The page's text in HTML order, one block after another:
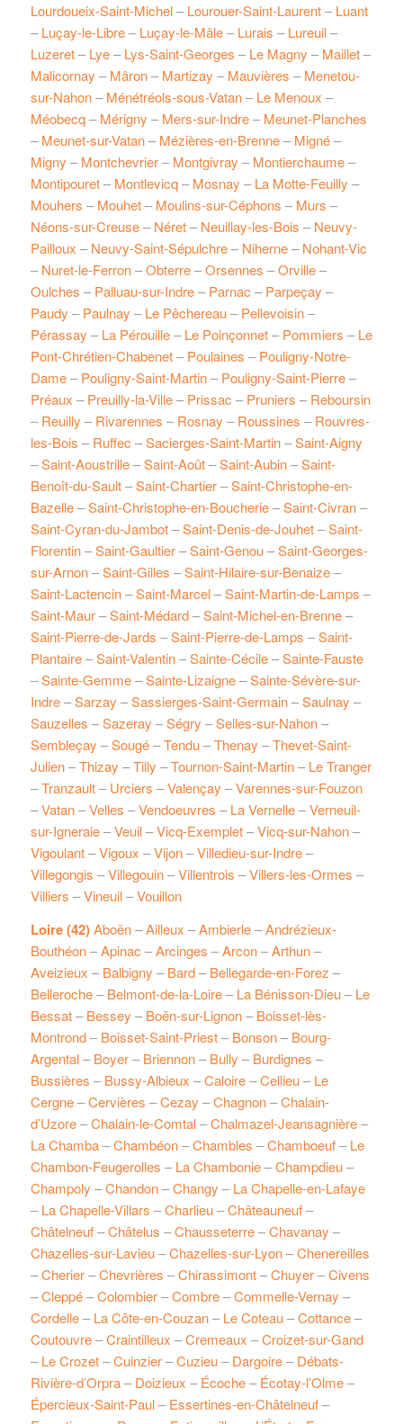
Lourdoueix-Saint-Michel–Lourouer-Saint-Laurent–Luant
–Luçay-le-Libre–Luçay-le-Mâle–Lurais –Lureuil–
Luzeret–Lye–Lys-Saint-Georges –Le Magny –Maillet–
Malicornay –Mâron–Martizay –Mauvières –Menetou-
sur-Nahon–Ménétréols-sous-Vatan–Le Menoux –
Méobecq–Mérigny –Mers-sur-Indre–Meunet-Planches
–Meunet-sur-Vatan–Mézières-en-Brenne–Migné–
Migny –Montchevrier–Montgivray –Montierchaume–
Montipouret–Montlevicq–Mosnay –La Motte-Feuilly –
Mouhers –Mouhet–Moulins-sur-Céphons –Murs –
Néons-sur-Creuse–Néret–Neuillay-les-Bois –Neuvy-
Pailloux –Neuvy-Saint-Sépulchre–Niherne–Nohant-Vic
–Nuret-le-Ferron–Obterre–Orsennes –Orville–
Oulches –Palluau-sur-Indre–Parnac –Parpeçay –
Paudy –Paulnay –Le Pêchereau–Pellevoisin–
Pérassay –La Pérouille–Le Poinçonnet–Pommiers –Le
Pont-Chrétien-Chabenet–Poulaines –Pouligny-Notre-
Dame–Pouligny-Saint-Martin–Pouligny-Saint-Pierre–
Préaux –Preuilly-la-Ville–Prissac –Pruniers –Reboursin
–Reuilly –Rivarennes –Rosnay –Roussines –Rouvres-
les-Bois –Ruffec –Sacierges-Saint-Martin–Saint-Aigny
–Saint-Aoustrille–Saint-Août–Saint-Aubin–Saint-
Benoît-du-Sault–Saint-Chartier–Saint-Christophe-en-
Bazelle–Saint-Christophe-en-Boucherie–Saint-Civran–
Saint-Cyran-du-Jambot–Saint-Denis-de-Jouhet–Saint-
Florentin–Saint-Gaultier–Saint-Genou–Saint-Georges-
sur-Arnon–Saint-Gilles –Saint-Hilaire-sur-Benaize–
Saint-Lactencin–Saint-Marcel–Saint-Martin-de-Lamps –
Saint-Maur–Saint-Médard–Saint-Michel-en-Brenne–
Saint-Pierre-de-Jards –Saint-Pierre-de-Lamps –Saint-
Plantaire–Saint-Valentin–Sainte-Cécile–Sainte-Fauste
–Sainte-Gemme–Sainte-Lizaigne–Sainte-Sévère-sur-
Indre–Sarzay –Sassierges-Saint-Germain–Saulnay –
Sauzelles –Sazeray –Ségry –Selles-sur-Nahon–
Sembleçay –Sougé–Tendu–Thenay –Thevet-Saint-
Julien–Thizay –Tilly –Tournon-Saint-Martin–Le Tranger
–Tranzault–Urciers –Valençay –Varennes-sur-Fouzon
–Vatan–Velles –Vendoeuvres –La Vernelle–Verneuil-
sur-Igneraie–Veuil–Vicq-Exemplet–Vicq-sur-Nahon–
Vigoulant–Vigoux –Vijon–Villedieu-sur-Indre–
Villegongis –Villegouin–Villentrois –Villers-les-Ormes –
Villiers –Vineuil–Vouillon
Loire (42)Aboën–Ailleux –Ambierle–Andrézieux-
Bouthéon–Apinac –Arcinges –Arcon–Arthun–
Aveizieux –Balbigny –Bard–Bellegarde-en-Forez –
Belleroche–Belmont-de-la-Loire–La Bénisson-Dieu–Le
Bessat–Bessey –Boën-sur-Lignon–Boisset-lès-
Montrond–Boisset-Saint-Priest–Bonson–Bourg-
Argental–Boyer–Briennon–Bully –Burdignes –
Bussières –Bussy-Albieux –Caloire–Cellieu–Le
Cergne–Cervières –Cezay –Chagnon–Chalain-
d’Uzore–Chalain-le-Comtal–Chalmazel-Jeansagnière–
La Chamba–Chambéon–Chambles –Chamboeuf–Le
Chambon-Feugerolles –La Chambonie–Champdieu–
Champoly –Chandon–Changy –La Chapelle-en-Lafaye
–La Chapelle-Villars –Charlieu–Châteauneuf–
Châtelneuf–Châtelus –Chausseterre–Chavanay –
Chazelles-sur-Lavieu–Chazelles-sur-Lyon–Chenereilles
–Cherier–Chevrières –Chirassimont–Chuyer–Civens
–Cleppé–Colombier–Combre–Commelle-Vernay –
Cordelle–La Côte-en-Couzan–Le Coteau–Cottance–
Coutouvre–Craintilleux –Cremeaux –Croizet-sur-Gand
–Le Crozet–Cuinzier–Cuzieu–Dargoire–Débats-
Rivière-d’Orpra–Doizieux –Écoche–Écotay-l’Olme–
Épercieux-Saint-Paul–Essertines-en-Châtelneuf–